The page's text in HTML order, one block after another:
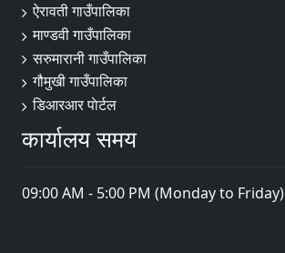
ऐरावती गाउँपालिका
माण्डवी गाउँपालिका
सरुमारानी गाउँपालिका
गौमुखी गाउँपालिका
डिआरआर पाेर्टल
कार्यालय समय
09:00 AM - 5:00 PM (Monday to Friday)